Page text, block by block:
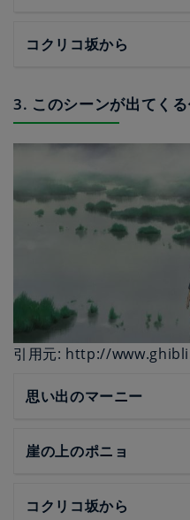
コクリコ坂から
3. このシーンが出てくる
引用元: http://
思い出のマーニー
崖の上のポニョ
コクリコ坂から